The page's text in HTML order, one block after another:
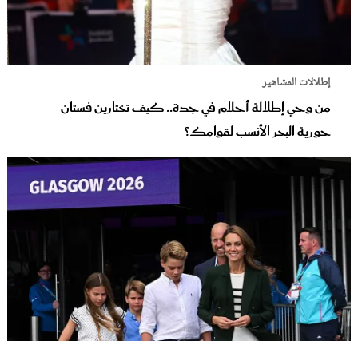
إطلالات المشاهير
من وحي إطلالة أحلام في جدة.. كيف تختارين فستان
حورية البحر الأنسب لقوامك؟